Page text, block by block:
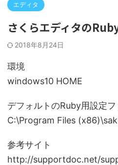
エディタ
さくらエディタの
2018年8月24日
環境
windows10 HOME
デフォルトのRuby用設定
C:\Program Files
参考サイト
http://supportdoc.net/